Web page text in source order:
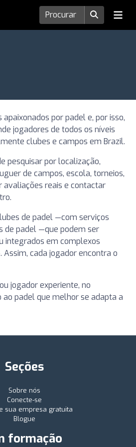
apaixonados por padel e, por isso,
jogadores de todos os níveis
clubes e campos em Brazil.
pesquisar por localização,
de campos, escola, torneios,
avaliações reais e contactar
de padel —com serviços
de padel —que podem ser
integrados em complexos
cada jogador encontra o
jogador experiente, no
padel que melhor se adapta a
Seções
Sobre nós
Conecte-se
sua empresa gratuita
Blogue
formação